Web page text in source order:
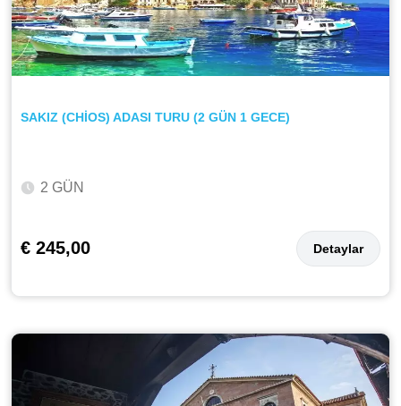
SAKIZ (CHİOS) ADASI TURU (2 GÜN 1 GECE)
2 GÜN
€ 245,00 Detaylar